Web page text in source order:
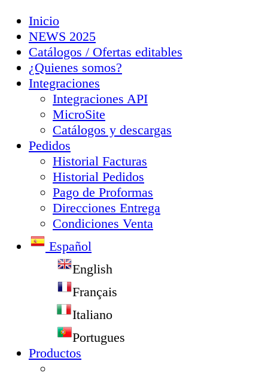
Inicio
NEWS 2025
Catálogos / Ofertas editables
¿Quienes somos?
Integraciones
Integraciones API
MicroSite
Catálogos y descargas
Pedidos
Historial Facturas
Historial Pedidos
Pago de Proformas
Direcciones Entrega
Condiciones Venta
Español
English
Français
Italiano
Portugues
Productos